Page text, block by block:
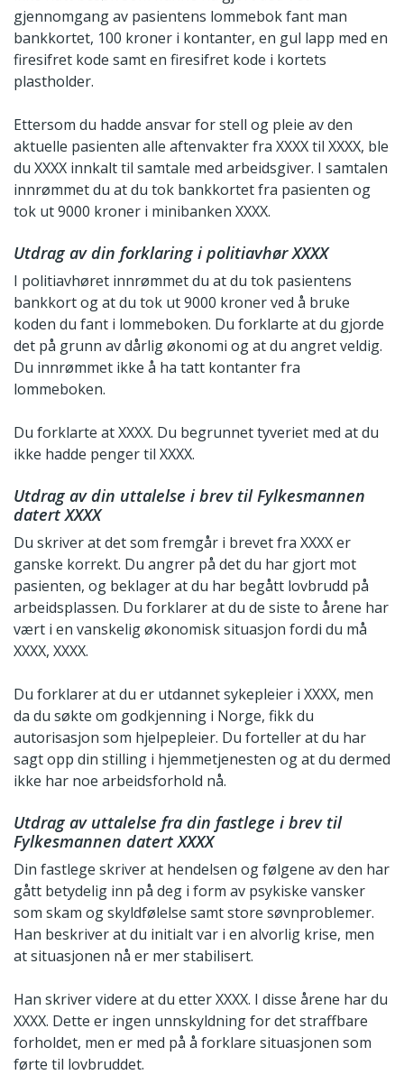
gjennomgang av pasientens lommebok fant man
bankkortet, 100 kroner i kontanter, en gul lapp med en
firesifret kode samt en firesifret kode i kortets
plastholder.
Ettersom du hadde ansvar for stell og pleie av den
aktuelle pasienten alle aftenvakter fra XXXX til XXXX, ble
du XXXX innkalt til samtale med arbeidsgiver. I samtalen
innrømmet du at du tok bankkortet fra pasienten og
tok ut 9000 kroner i minibanken XXXX.
Utdrag av din forklaring i politiavhør XXXX
I politiavhøret innrømmet du at du tok pasientens
bankkort og at du tok ut 9000 kroner ved å bruke
koden du fant i lommeboken. Du forklarte at du gjorde
det på grunn av dårlig økonomi og at du angret veldig.
Du innrømmet ikke å ha tatt kontanter fra
lommeboken.
Du forklarte at XXXX. Du begrunnet tyveriet med at du
ikke hadde penger til XXXX.
Utdrag av din uttalelse i brev til Fylkesmannen
datert XXXX
Du skriver at det som fremgår i brevet fra XXXX er
ganske korrekt. Du angrer på det du har gjort mot
pasienten, og beklager at du har begått lovbrudd på
arbeidsplassen. Du forklarer at du de siste to årene har
vært i en vanskelig økonomisk situasjon fordi du må
XXXX, XXXX.
Du forklarer at du er utdannet sykepleier i XXXX, men
da du søkte om godkjenning i Norge, fikk du
autorisasjon som hjelpepleier. Du forteller at du har
sagt opp din stilling i hjemmetjenesten og at du dermed
ikke har noe arbeidsforhold nå.
Utdrag av uttalelse fra din fastlege i brev til
Fylkesmannen datert XXXX
Din fastlege skriver at hendelsen og følgene av den har
gått betydelig inn på deg i form av psykiske vansker
som skam og skyldfølelse samt store søvnproblemer.
Han beskriver at du initialt var i en alvorlig krise, men
at situasjonen nå er mer stabilisert.
Han skriver videre at du etter XXXX. I disse årene har du
XXXX. Dette er ingen unnskyldning for det straffbare
forholdet, men er med på å forklare situasjonen som
førte til lovbruddet.